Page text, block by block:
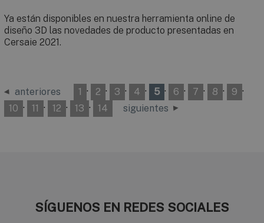
Ya están disponibles en nuestra herramienta online de
diseño 3D las novedades de producto presentadas en
Cersaie 2021.
anteriores 1 · 2 · 3 · 4 · 5 · 6 · 7 · 8 · 9 ·
10 · 11 · 12 · 13 · 14 siguientes
SÍGUENOS EN REDES SOCIALES